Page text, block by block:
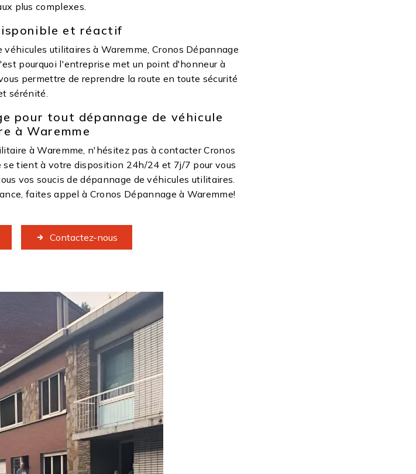
plus complexes.
et réactif
utilitaires à Waremme, Cronos Dépannage
pourquoi l'entreprise met un point d'honneur à
permettre de reprendre la route en toute sécurité
sérénité.
pour tout dépannage de véhicule
à Waremme
à Waremme, n'hésitez pas à contacter Cronos
tient à votre disposition 24h/24 et 7j/7 pour vous
vos soucis de dépannage de véhicules utilitaires.
faites appel à Cronos Dépannage à Waremme!
Contactez-nous